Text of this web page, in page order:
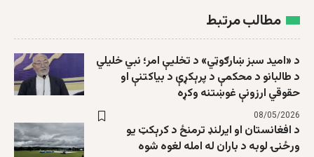
مطالب مرتبط
د «امید سبز ښارګوټي» د تخلیې امر؛ نبي خلیلي
د طالبانو د محکمې د پرېکړې د بیاکتنې او
حقوقي ارزونې غوښتنه وکړه
08/05/2026
د افغانستان او ایرلنډ ترمنځ د کرېکټ یو
ورځنۍ لوبه د باران له امله لغوه شوه